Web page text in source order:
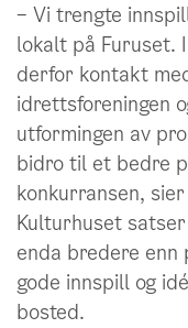
– Vi trengte
lokalt på Furuset.
derfor kontakt
idrettsforeningen
utformingen av
bidro til et bedre
konkurransen,
Kulturhuset
enda bredere enn
gode innspill og
bosted.